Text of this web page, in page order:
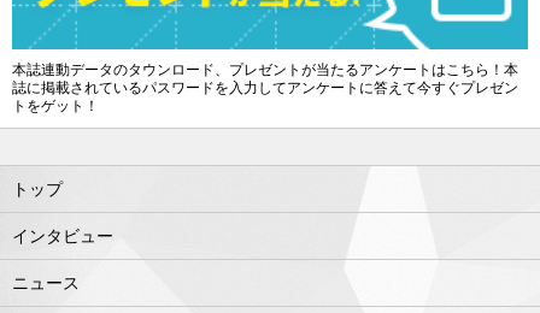
本誌連動データのタウンロード、プレゼントが当たるアンケートはこちら！本
誌に掲載されているパスワードを入力してアンケートに答えて今すぐプレゼン
トをゲット！
トップ
インタビュー
ニュース